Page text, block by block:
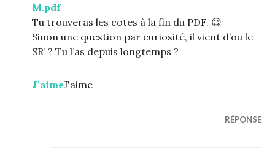
M.pdf
Tu trouveras les cotes à la fin du PDF. 😉
Sinon une question par curiosité, il vient d’ou le
SR’ ? Tu l’as depuis longtemps ?
J'aimeJ'aime
RÉPONSE